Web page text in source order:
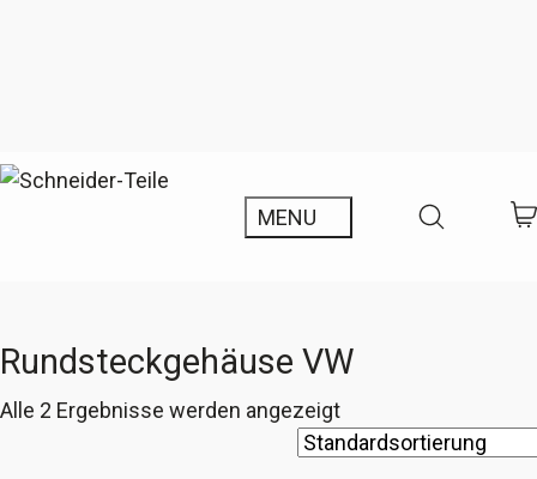
Rundsteckgehäuse VW
Alle 2 Ergebnisse werden angezeigt